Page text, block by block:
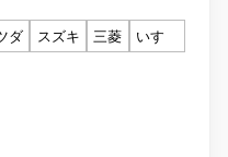
ダ スズキ 三菱
いすゞ